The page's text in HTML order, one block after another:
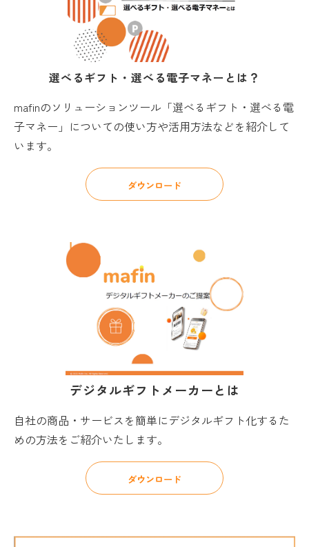
選べるギフト・選べる電子マネーとは？
mafinのソリューションツール「選べるギフト・選べる電
子マネー」についての使い方や活用方法などを紹介して
います。
ダウンロード
デジタルギフトメーカーとは
自社の商品・サービスを簡単にデジタルギフト化するた
めの方法をご紹介いたします。
ダウンロード